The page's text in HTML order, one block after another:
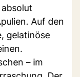
Auf den
gelatinöse
– im